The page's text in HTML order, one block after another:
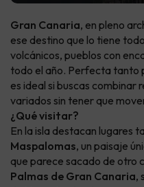
Gran Canaria, en pleno
ese destino que lo tiene
volcánicos, pueblos con
todo el año. Perfecta tanto
es ideal si buscas combinar
variados sin tener que
¿Qué visitar?
En la isla destacan lugares
Maspalomas, un paisaje
que parece sacado de otro
Palmas de Gran Canaria,